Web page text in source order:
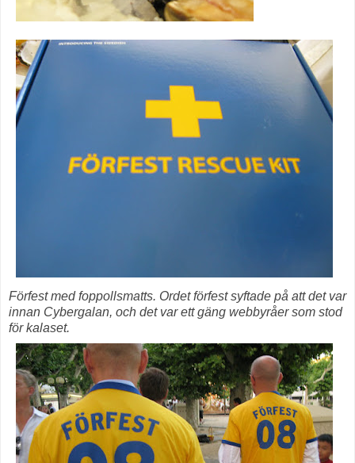
Förfest med foppollsmatts. Ordet förfest syftade på att det var
innan Cybergalan, och det var ett gäng webbyråer som stod
för kalaset.